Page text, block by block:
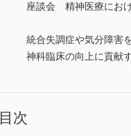
座談会 精神医療にお
統合失調症や気分障害
神科臨床の向上に貢献
目次